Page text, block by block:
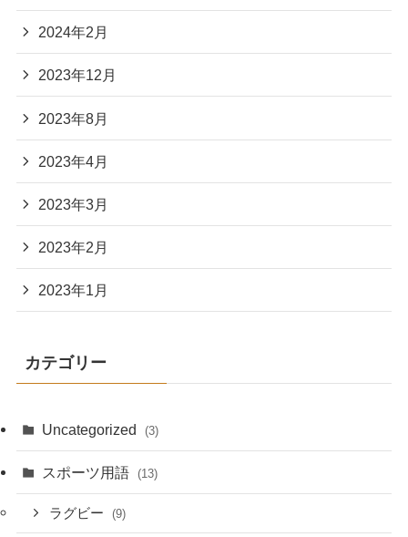
2024年2月
2023年12月
2023年8月
2023年4月
2023年3月
2023年2月
2023年1月
カテゴリー
Uncategorized (3)
スポーツ用語 (13)
ラグビー (9)